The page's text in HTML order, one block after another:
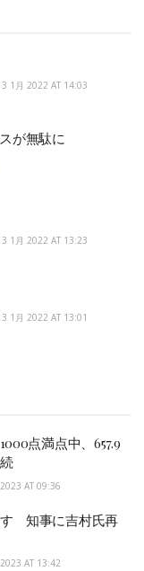
1月 2022 AT 14:03
が無駄に
1月 2022 AT 13:23
1月 2022 AT 13:01
点満点中、657.9
AT 09:36
す 知事に吉村氏再
AT 13:42